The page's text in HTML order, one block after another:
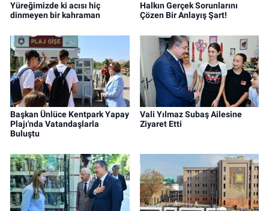
Yüreğimizde ki acısı hiç
dinmeyen bir kahraman
Halkın Gerçek Sorunlarını
Çözen Bir Anlayış Şart!
Başkan Ünlüce Kentpark Yapay
Plajı'nda Vatandaşlarla
Buluştu
Vali Yılmaz Subaş Ailesine
Ziyaret Etti